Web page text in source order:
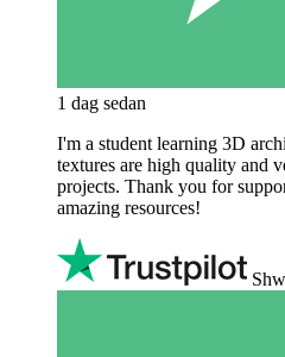
1 dag sedan
I'm a student learning 3D
textures are high quality and
projects. Thank you for
amazing resources!